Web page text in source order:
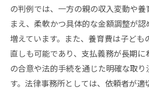
の判例では、一方の親の収入変動や
まえ、柔軟かつ具体的な金額調整が
増えています。また、養育費は子ども
直しも可能であり、支払義務が長期に
の合意や法的手続を通じた明確な取り
す。法律事務所としては、依頼者が適